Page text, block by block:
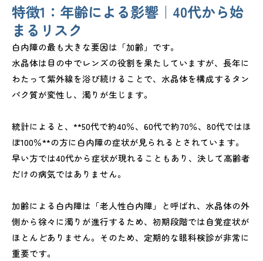
特徴1：年齢による影響｜40代から始
まるリスク
白内障の最も大きな要因は「加齢」です。
水晶体は目の中でレンズの役割を果たしていますが、長年に
わたって紫外線を浴び続けることで、水晶体を構成するタン
パク質が変性し、濁りが生じます。
統計によると、**50代で約40％、60代で約70％、80代ではほ
ぼ100％**の方に白内障の症状が見られるとされています。
早い方では40代から症状が現れることもあり、決して高齢者
だけの病気ではありません。
加齢による白内障は「老人性白内障」と呼ばれ、水晶体の外
側から徐々に濁りが進行するため、初期段階では自覚症状が
ほとんどありません。そのため、定期的な眼科検診が非常に
重要です。